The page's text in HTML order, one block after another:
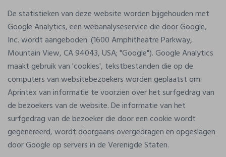
De statistieken van deze website worden bijgehouden met
Google Analytics, een webanalyseservice die door Google,
Inc. wordt aangeboden. (1600 Amphitheatre Parkway,
Mountain View, CA 94043, USA; "Google"). Google Analytics
maakt gebruik van 'cookies', tekstbestanden die op de
computers van websitebezoekers worden geplaatst om
Aprintex van informatie te voorzien over het surfgedrag van
de bezoekers van de website. De informatie van het
surfgedrag van de bezoeker die door een cookie wordt
gegenereerd, wordt doorgaans overgedragen en opgeslagen
door Google op servers in de Verenigde Staten.